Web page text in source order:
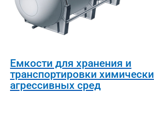
Емкости для хранения и
транспортировки химически
агрессивных сред